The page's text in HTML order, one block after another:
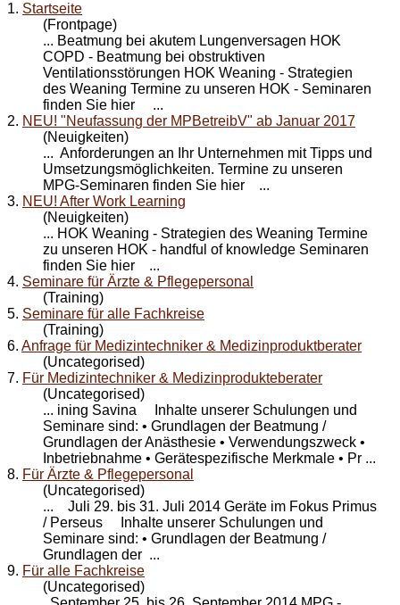
1. Startseite
(Frontpage)
... Beatmung bei akutem Lungenversagen HOK
COPD - Beatmung bei obstruktiven
Ventilationsstörungen HOK Weaning - Strategien
des Weaning Termine zu unseren HOK - Seminaren
finden Sie hier ...
2. NEU! "Neufassung der MPBetreibV" ab Januar 2017
(Neuigkeiten)
... Anforderungen an Ihr Unternehmen mit Tipps und
Umsetzungsmöglichkeiten. Termine zu unseren
MPG-Seminaren finden Sie hier ...
3. NEU! After Work Learning
(Neuigkeiten)
... HOK Weaning - Strategien des Weaning Termine
zu unseren HOK - handful of knowledge Seminaren
finden Sie hier ...
4. Seminare für Ärzte & Pflegepersonal
(Training)
5. Seminare für alle Fachkreise
(Training)
6. Anfrage für Medizintechniker & Medizinproduktberater
(Uncategorised)
7. Für Medizintechniker & Medizinprodukteberater
(Uncategorised)
... ining Savina Inhalte unserer Schulungen und
Seminare sind: • Grundlagen der Beatmung /
Grundlagen der Anästhesie • Verwendungszweck •
Inbetriebnahme • Gerätespezifische Merkmale • Pr ...
8. Für Ärzte & Pflegepersonal
(Uncategorised)
... Juli 29. bis 31. Juli 2014 Geräte im Fokus Primus
/ Perseus Inhalte unserer Schulungen und
Seminare sind: • Grundlagen der Beatmung /
Grundlagen der ...
9. Für alle Fachkreise
(Uncategorised)